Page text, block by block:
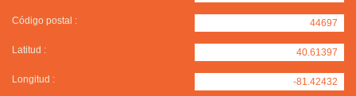
Código postal : 44697
Latitud : 40.61397
Longitud : -81.42432